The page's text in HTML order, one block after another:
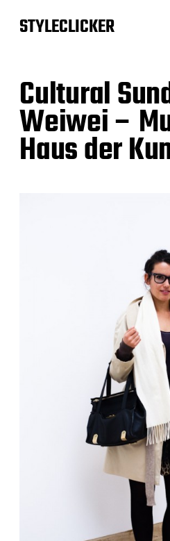
STYLECLICKER
Cultural
Weiwei –
Haus der